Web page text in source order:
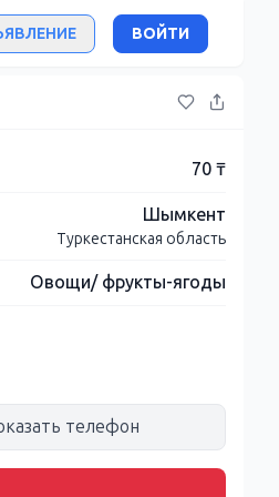
ВОЙТИ
70 ₸
Шымкент
Туркестанская область
Овощи/ фрукты-ягоды
телефон